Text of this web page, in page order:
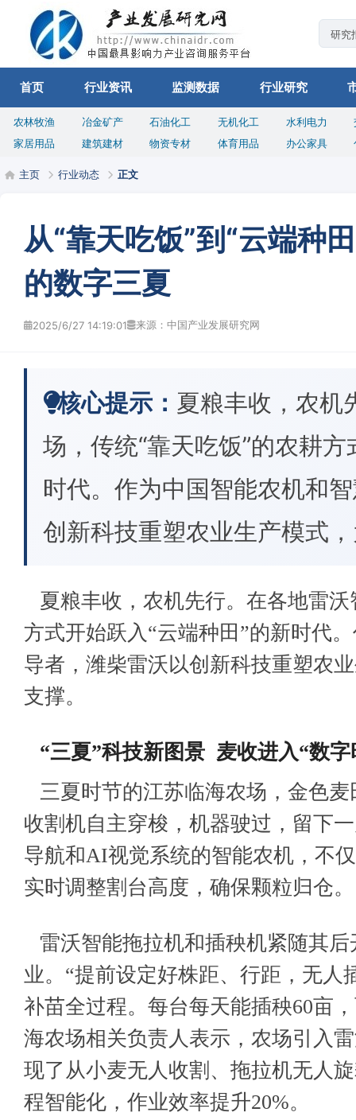
首页 行业资讯 监测数据 行业研究
农林牧渔 冶金矿产 石油化工 无机化工 水利电力
家居用品
建筑建材 物资专材 体育用品 办公家具
主页 行业动态 正文
从“靠天吃饭”到“云端种
的数字三夏
2025/6/27 14:19:01 来源：中国产业发展研究网
核心提示： 夏粮丰收，农机
场，传统“靠天吃饭”的农耕
时代。作为中国智能农机和
创新科技重塑农业生产模式
夏粮丰收，农机先行。在各地雷
方式开始跃入“云端种田”的新时代
导者，潍柴雷沃以创新科技重塑农
支撑。
“三夏”科技新图景 麦收进入“数字
三夏时节的江苏临海农场，金色
收割机自主穿梭，机器驶过，留下
导航和AI视觉系统的智能农机，不
实时调整割台高度，确保颗粒归仓。
雷沃智能拖拉机和插秧机紧随其
业。“提前设定好株距、行距，无
补苗全过程。每台每天能插秧60亩
海农场相关负责人表示，农场引入
现了从小麦无人收割、拖拉机无人
程智能化，作业效率提升20%。